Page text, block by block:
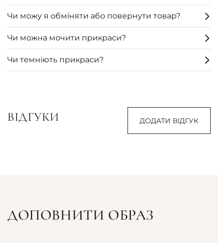
Чи можу я обміняти або повернути товар?
Чи можна мочити прикраси?
Чи темніють прикраси?
ВІДГУКИ ДОДАТИ ВІДГУК
ДОПОВНИТИ ОБРАЗ